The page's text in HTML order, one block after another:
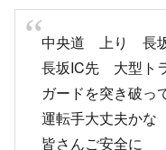
roadway.yahoo.co.jp
事故による通